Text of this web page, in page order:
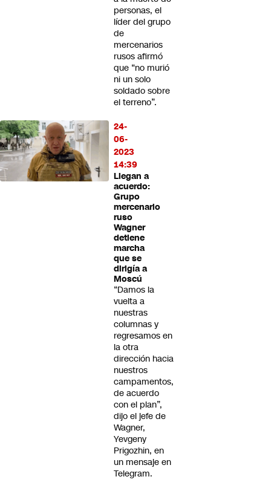
personas, el
líder del grupo
de
mercenarios
rusos afirmó
que “no murió
ni un solo
soldado sobre
el terreno”.
24-
06-
2023
14:39
Llegan a
acuerdo:
Grupo
mercenario
ruso
Wagner
detiene
marcha
que se
dirigía a
Moscú
“Damos la
vuelta a
nuestras
columnas y
regresamos en
la otra
dirección hacia
nuestros
campamentos,
de acuerdo
con el plan”,
dijo el jefe de
Wagner,
Yevgeny
Prigozhin, en
un mensaje en
Telegram.